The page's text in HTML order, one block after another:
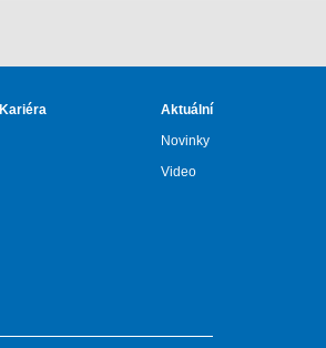
Kariéra
Aktuální
Novinky
Video